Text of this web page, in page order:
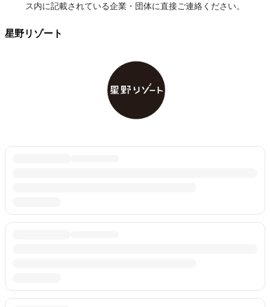
ス内に記載されている企業・団体に直接ご連絡ください。
星野リゾート